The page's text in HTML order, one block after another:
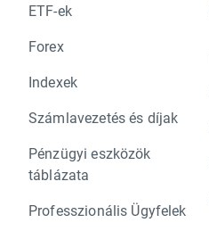
ETF-ek
Forex
Indexek
Számlavezetés és díjak
Pénzügyi eszközök
táblázata
Professzionális Ügyfelek